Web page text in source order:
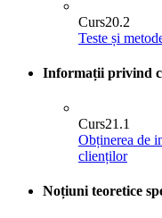
Curs20.2
Teste și
Informații privind
Curs21.1
Obținerea de
clienților
Noțiuni teoretice